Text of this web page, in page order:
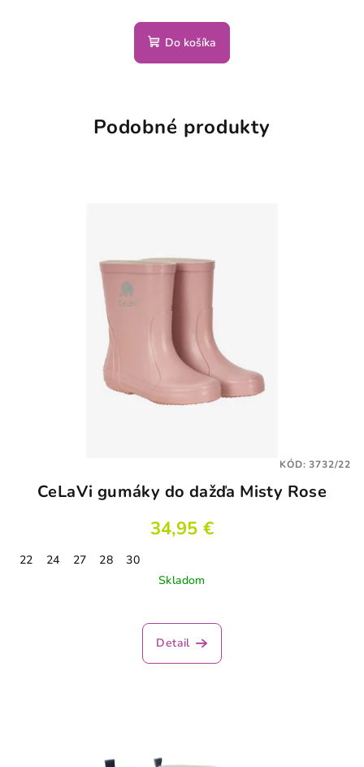
Do košíka
Podobné produkty
CeLaVi gumáky do dažďa Misty Rose
34,95 €
22 24 27 28
30
Skladom
Detail
KÓD:3732/22